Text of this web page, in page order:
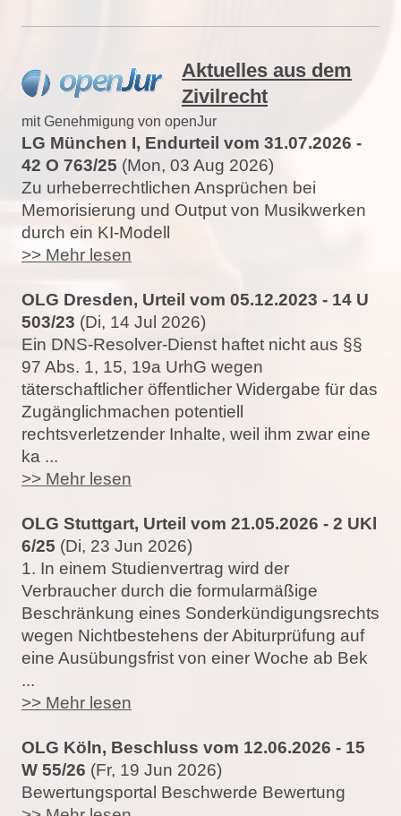
Aktuelles aus dem
Zivilrecht
mit Genehmigung von openJur
LG München I, Endurteil vom 31.07.2026 -
42 O 763/25 (Mon, 03 Aug 2026)
Zu urheberrechtlichen Ansprüchen bei
Memorisierung und Output von Musikwerken
durch ein KI-Modell
>> Mehr lesen
OLG Dresden, Urteil vom 05.12.2023 - 14 U
503/23 (Di, 14 Jul 2026)
Ein DNS-Resolver-Dienst haftet nicht aus §§
97 Abs. 1, 15, 19a UrhG wegen
täterschaftlicher öffentlicher Widergabe für das
Zugänglichmachen potentiell
rechtsverletzender Inhalte, weil ihm zwar eine
ka ...
>> Mehr lesen
OLG Stuttgart, Urteil vom 21.05.2026 - 2 UKl
6/25 (Di, 23 Jun 2026)
1. In einem Studienvertrag wird der
Verbraucher durch die formularmäßige
Beschränkung eines Sonderkündigungsrechts
wegen Nichtbestehens der Abiturprüfung auf
eine Ausübungsfrist von einer Woche ab Bek
...
>> Mehr lesen
OLG Köln, Beschluss vom 12.06.2026 - 15
W 55/26 (Fr, 19 Jun 2026)
Bewertungsportal Beschwerde Bewertung